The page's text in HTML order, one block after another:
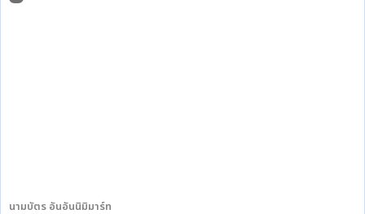
นามบัตร อันอันนิมิมาร์ท